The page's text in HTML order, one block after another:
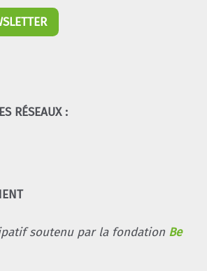
RÉSEAUX :
soutenu par la fondation Be